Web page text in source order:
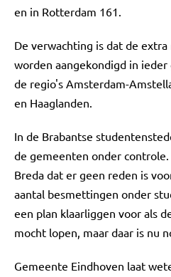
en in Rotterdam 161.
De verwachting is dat de
worden aangekondigd in
de regio's Amsterdam-
en Haaglanden.
In de Brabantse
de gemeenten onder
Breda dat er geen reden is
aantal besmettingen onder
een plan klaarliggen voor als
mocht lopen, maar daar is nu
Gemeente Eindhoven laat